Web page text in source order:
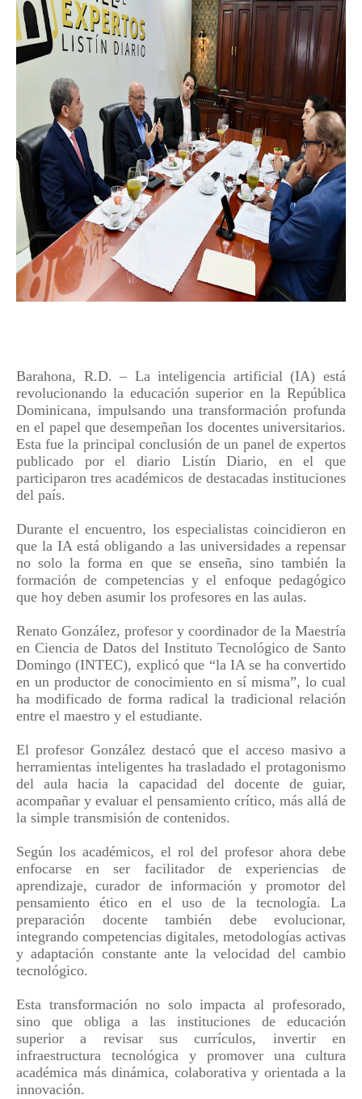
Barahona, R.D. – La inteligencia artificial (IA) está
revolucionando la educación superior en la República
Dominicana, impulsando una transformación profunda
en el papel que desempeñan los docentes universitarios.
Esta fue la principal conclusión de un panel de expertos
publicado por el diario Listín Diario, en el que
participaron tres académicos de destacadas instituciones
del país.
Durante el encuentro, los especialistas coincidieron en
que la IA está obligando a las universidades a repensar
no solo la forma en que se enseña, sino también la
formación de competencias y el enfoque pedagógico
que hoy deben asumir los profesores en las aulas.
Renato González, profesor y coordinador de la Maestría
en Ciencia de Datos del Instituto Tecnológico de Santo
Domingo (INTEC), explicó que “la IA se ha convertido
en un productor de conocimiento en sí misma”, lo cual
ha modificado de forma radical la tradicional relación
entre el maestro y el estudiante.
El profesor González destacó que el acceso masivo a
herramientas inteligentes ha trasladado el protagonismo
del aula hacia la capacidad del docente de guiar,
acompañar y evaluar el pensamiento crítico, más allá de
la simple transmisión de contenidos.
Según los académicos, el rol del profesor ahora debe
enfocarse en ser facilitador de experiencias de
aprendizaje, curador de información y promotor del
pensamiento ético en el uso de la tecnología. La
preparación docente también debe evolucionar,
integrando competencias digitales, metodologías activas
y adaptación constante ante la velocidad del cambio
tecnológico.
Esta transformación no solo impacta al profesorado,
sino que obliga a las instituciones de educación
superior a revisar sus currículos, invertir en
infraestructura tecnológica y promover una cultura
académica más dinámica, colaborativa y orientada a la
innovación.